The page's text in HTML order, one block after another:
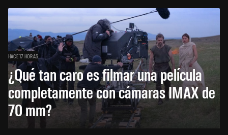
HACE 17 HORAS
¿Qué tan caro es filmar una película
completamente con cámaras IMAX de
70 mm?